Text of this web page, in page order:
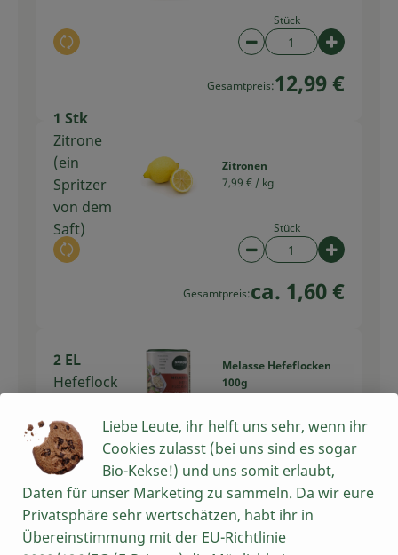
Auswahl ändern
Stück
Artikelanzahl
Gesamtpreis:12,99 €
1 Stk
Zitrone
(ein
Spritzer
von dem
Saft)
Auswahl ändern
Zitronen
7,99 € / kg
Stück
Artikelanzahl
Gesamtpreis:ca. 1,60 €
2 EL
Hefeflock
Auswahl ändern
Melasse Hefeflocken
100g
Stück
Artikelanzahl
Gesamtpreis: 7,79 €
Liebe Leute, ihr helft uns sehr, wenn ihr
Cookies zulasst (bei uns sind es sogar
Bio-Kekse!) und uns somit erlaubt,
Daten für unser Marketing zu sammeln. Da wir eure
Privatsphäre sehr wertschätzen, habt ihr in
Übereinstimmung mit der EU-Richtlinie